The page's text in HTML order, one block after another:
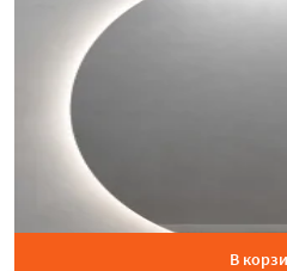
В